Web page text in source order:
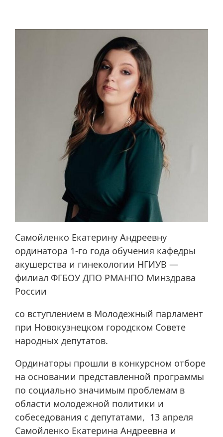
Самойленко Екатерину Андреевну
ординатора 1-го года обучения кафедры
акушерства и гинекологии НГИУВ —
филиал ФГБОУ ДПО РМАНПО Минздрава
России
со вступлением в Молодежный парламент
при Новокузнецком городском Совете
народных депутатов.
Ординаторы прошли в конкурсном отборе
на основании представленной программы
по социально значимым проблемам в
области молодежной политики и
собеседования с депутатами, 13 апреля
Самойленко Екатерина Андреевна и